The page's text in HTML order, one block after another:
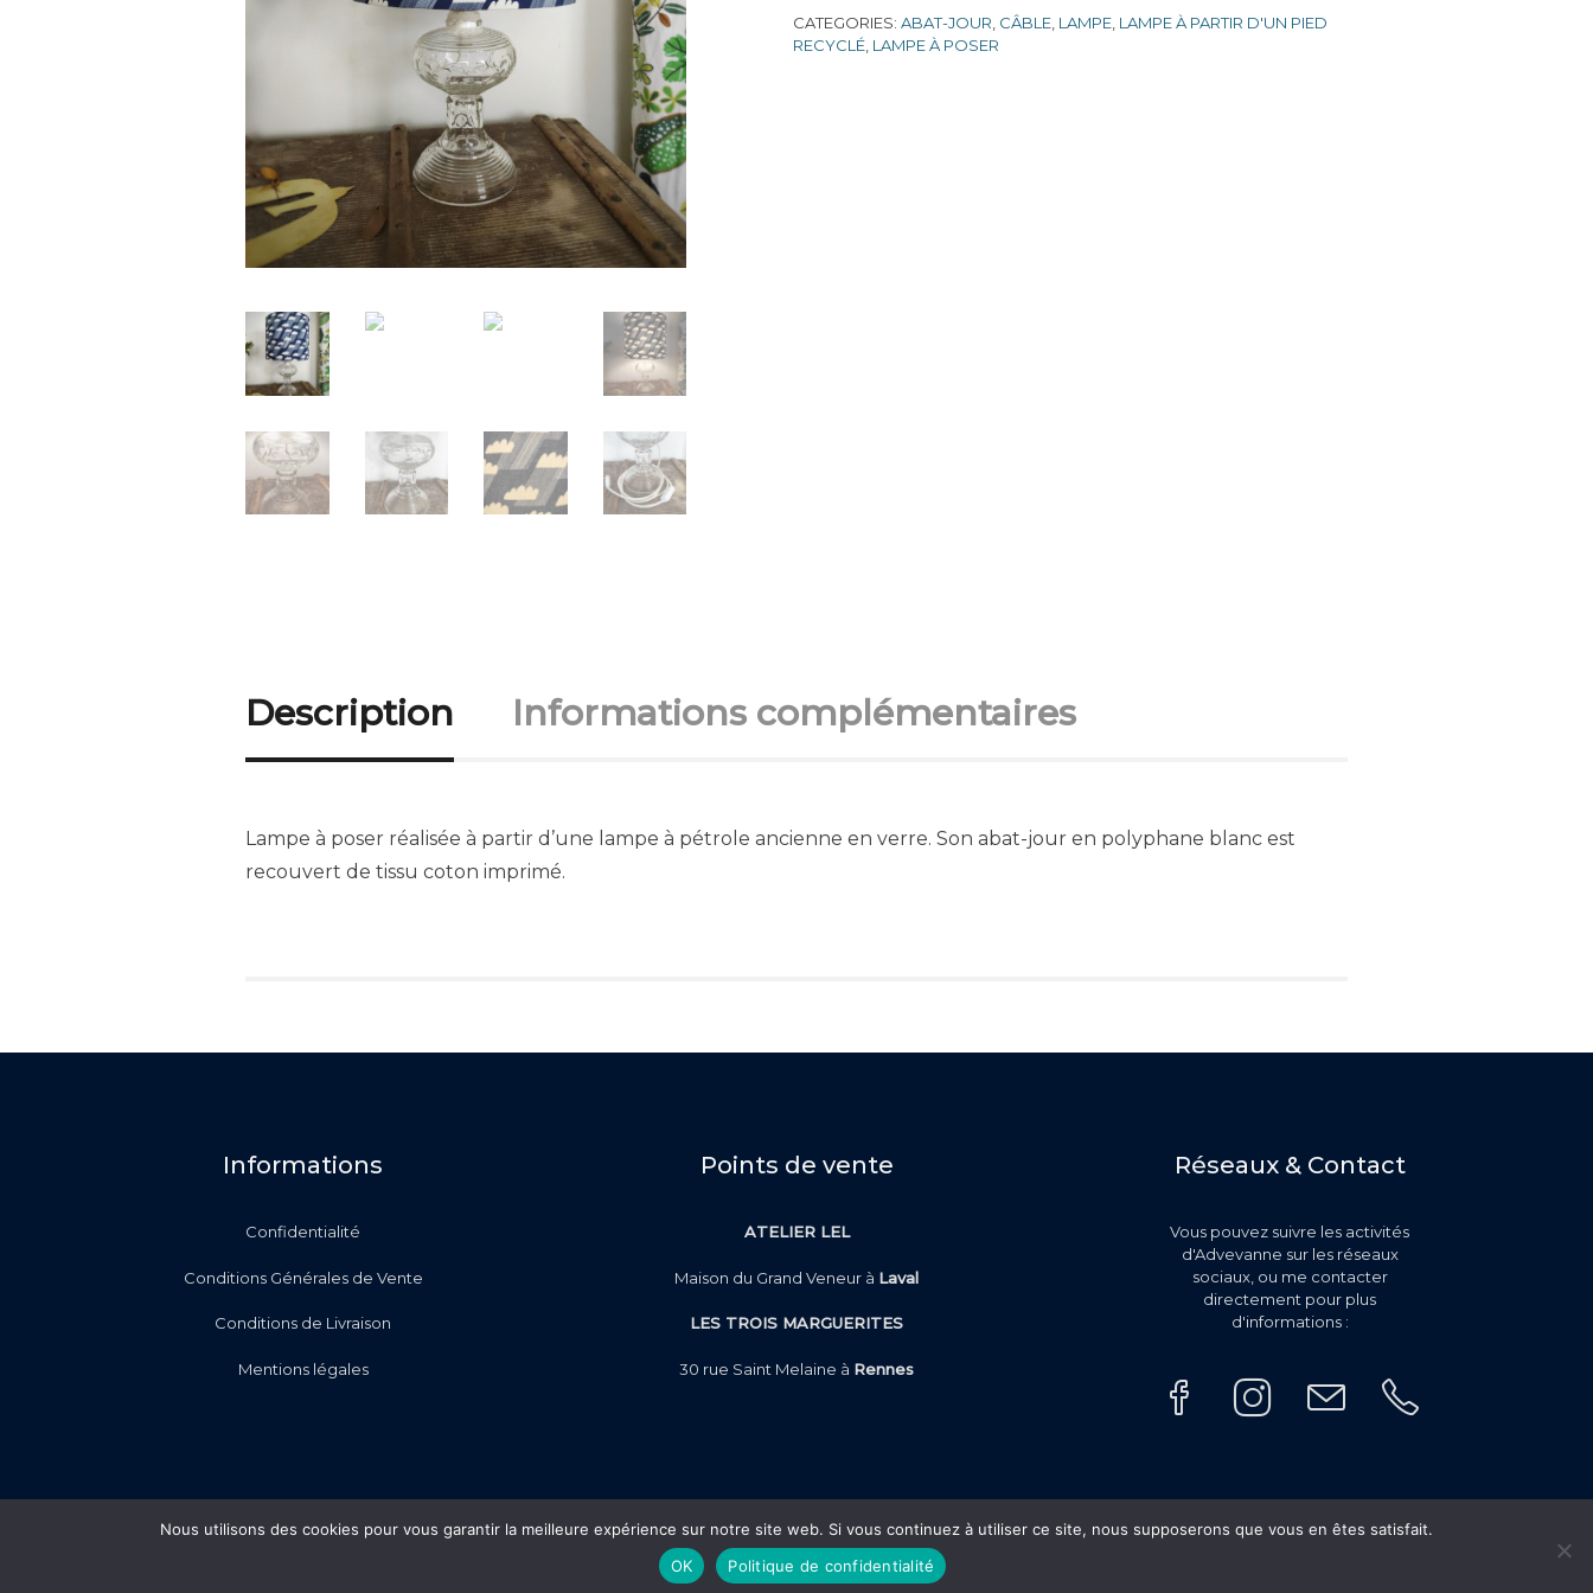
CATEGORIES: ABAT-JOUR CÂBLE LAMPE LAMPE À PARTIR D'UN PIED
RECYCLÉ LAMPE À POSER
Description Informations complémentaires
Lampe à poser réalisée à partir d’une lampe à pétrole ancienne en verre. Son abat-jour en polyphane blanc est
recouvert de tissu coton imprimé.
Informations
Confidentialité
Conditions Générales de Vente
Conditions de Livraison
Mentions légales
Points de vente
ATELIER LEL
Maison du Grand Veneur à Laval
LES TROIS MARGUERITES
30 rue Saint Melaine à Rennes
Réseaux & Contact
Vous pouvez suivre les activités
d'Advevanne sur les réseaux
sociaux, ou me contacter
directement pour plus
d'informations :
AdvevAnne, création de luminaires à Fougères 🄯 2026
Nous utilisons des cookies pour vous garantir la meilleure expérience sur notre site web. Si vous continuez à utiliser ce site, nous supposerons que vous en êtes satisfait.
OK
Politique de confidentialité